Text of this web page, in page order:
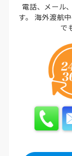
電話、メール
す。
海外渡航
で